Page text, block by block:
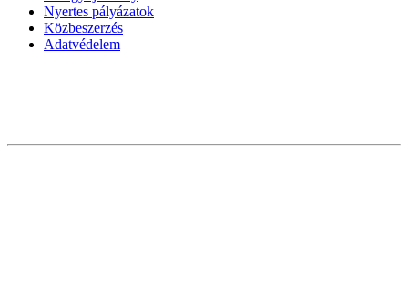
Nyertes pályázatok
Közbeszerzés
Adatvédelem